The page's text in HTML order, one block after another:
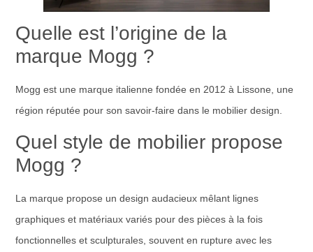
Quelle est l’origine de la
marque Mogg ?
Mogg est une marque italienne fondée en 2012 à Lissone, une
région réputée pour son savoir-faire dans le mobilier design.
Quel style de mobilier propose
Mogg ?
La marque propose un design audacieux mêlant lignes
graphiques et matériaux variés pour des pièces à la fois
fonctionnelles et sculpturales, souvent en rupture avec les